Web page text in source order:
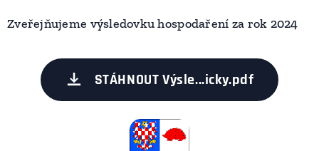
Zveřejňujeme výsledovku hospodaření za rok 2024
STÁHNOUT Výsle...icky.pdf